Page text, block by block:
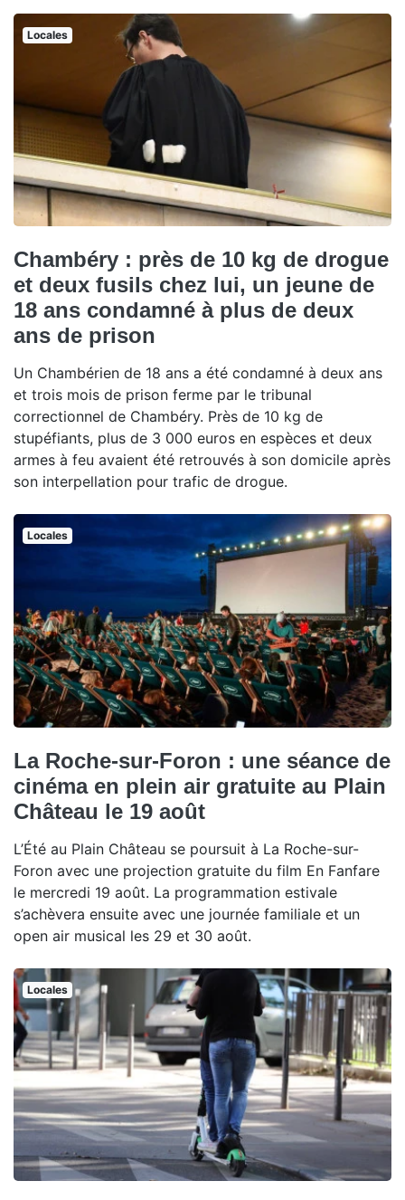
Locales
Chambéry : près de 10 kg de drogue
et deux fusils chez lui, un jeune de
18 ans condamné à plus de deux
ans de prison
Un Chambérien de 18 ans a été condamné à deux ans
et trois mois de prison ferme par le tribunal
correctionnel de Chambéry. Près de 10 kg de
stupéfiants, plus de 3 000 euros en espèces et deux
armes à feu avaient été retrouvés à son domicile après
son interpellation pour trafic de drogue.
Locales
La Roche-sur-Foron : une séance de
cinéma en plein air gratuite au Plain
Château le 19 août
L’Été au Plain Château se poursuit à La Roche-sur-
Foron avec une projection gratuite du film En Fanfare
le mercredi 19 août. La programmation estivale
s’achèvera ensuite avec une journée familiale et un
open air musical les 29 et 30 août.
Locales